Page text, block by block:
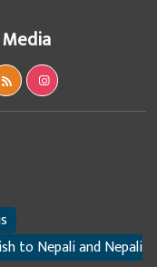
to Nepali and Nepali